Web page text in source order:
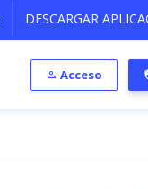
DESCARGAR
Acceso